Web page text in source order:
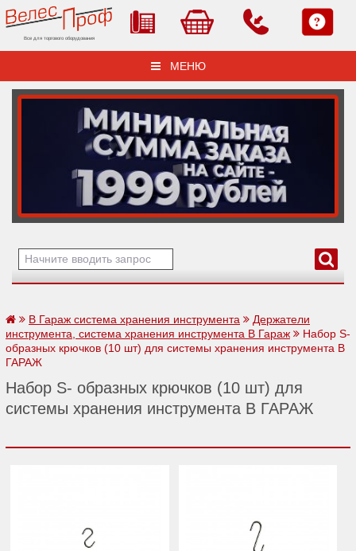
Все для торгового оборудования
МЕНЮ
В Гараж система хранения инструмента
Держатели
инструмента, система хранения инструмента В Гараж
Набор S-
образных крючков (10 шт) для системы хранения инструмента В
ГАРАЖ
Набор S- образных крючков (10 шт) для
системы хранения инструмента В ГАРАЖ